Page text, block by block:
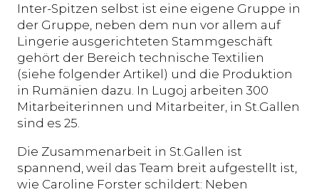
Inter-Spitzen selbst ist eine eigene Gruppe in
der Gruppe, neben dem nun vor allem auf
Lingerie ausgerichteten Stammgeschäft
gehört der Bereich technische Textilien
(siehe folgender Artikel) und die Produktion
in Rumänien dazu. In Lugoj arbeiten 300
Mitarbeiterinnen und Mitarbeiter, in St.Gallen
sind es 25.
Die Zusammenarbeit in St.Gallen ist
spannend, weil das Team breit aufgestellt ist,
wie Caroline Forster schildert: Neben